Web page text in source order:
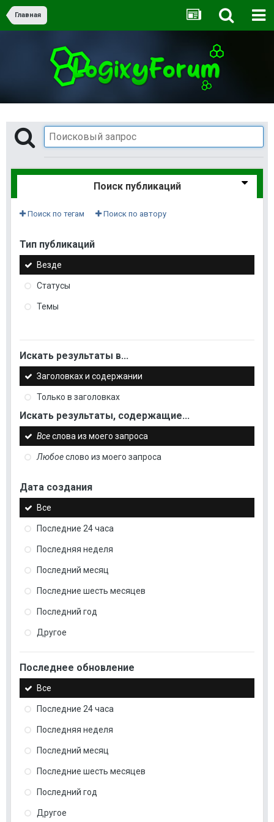
Главная
Поиск публикаций
Поиск по тегам Поиск по автору
Тип публикаций
Везде
Статусы
Темы
Искать результаты в...
Заголовках и содержании
Только в заголовках
Искать результаты, содержащие...
Всеслова из моего запроса
Любоеслово из моего запроса
Дата создания
Все
Последние 24 часа
Последняя неделя
Последний месяц
Последние шесть месяцев
Последний год
Другое
Последнее обновление
Все
Последние 24 часа
Последняя неделя
Последний месяц
Последние шесть месяцев
Последний год
Другое